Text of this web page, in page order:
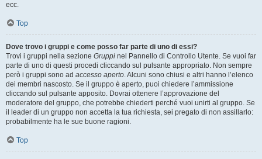
ecc.
Top
Dove trovo i gruppi e come posso far parte di uno di essi?
Trovi i gruppi nella sezione Gruppi nel Pannello di Controllo Utente. Se vuoi far
parte di uno di questi procedi cliccando sul pulsante appropriato. Non sempre
però i gruppi sono ad accesso aperto. Alcuni sono chiusi e altri hanno l’elenco
dei membri nascosto. Se il gruppo è aperto, puoi chiedere l’ammissione
cliccando sul pulsante apposito. Dovrai ottenere l’approvazione del
moderatore del gruppo, che potrebbe chiederti perché vuoi unirti al gruppo. Se
il leader di un gruppo non accetta la tua richiesta, sei pregato di non assillarlo:
probabilmente ha le sue buone ragioni.
Top